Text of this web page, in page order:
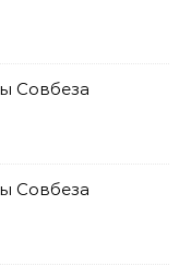
Совбеза
Совбеза